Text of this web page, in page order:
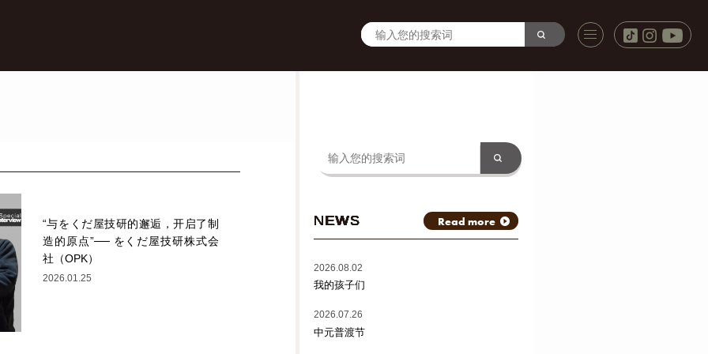
“与をくだ屋技研的邂逅，开启了制
造的原点”── をくだ屋技研株式会
社（OPK）
2026.01.25
NEWS Read more
2026.08.02
我的孩子们
2026.07.26
中元普渡节